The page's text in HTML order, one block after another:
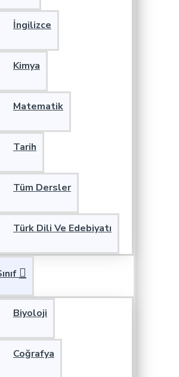
İngilizce
Kimya
Matematik
Tarih
Tüm Dersler
Türk Dili Ve Edebiyatı
Biyoloji
Coğrafya